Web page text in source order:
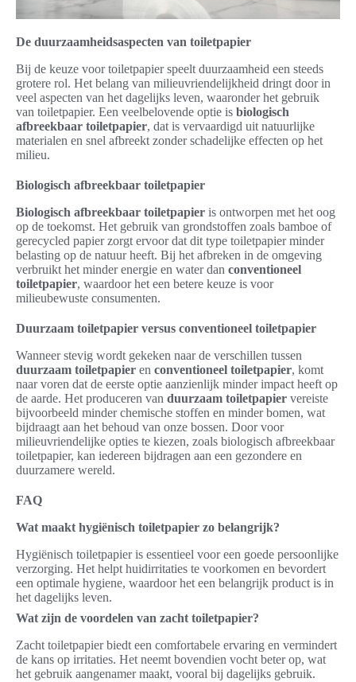
De duurzaamheidsaspecten van toiletpapier
Bij de keuze voor toiletpapier speelt duurzaamheid een steeds
grotere rol. Het belang van milieuvriendelijkheid dringt door in
veel aspecten van het dagelijks leven, waaronder het gebruik
van toiletpapier. Een veelbelovende optie is biologisch
afbreekbaar toiletpapier, dat is vervaardigd uit natuurlijke
materialen en snel afbreekt zonder schadelijke effecten op het
milieu.
Biologisch afbreekbaar toiletpapier
Biologisch afbreekbaar toiletpapier is ontworpen met het oog
op de toekomst. Het gebruik van grondstoffen zoals bamboe of
gerecycled papier zorgt ervoor dat dit type toiletpapier minder
belasting op de natuur heeft. Bij het afbreken in de omgeving
verbruikt het minder energie en water dan conventioneel
toiletpapier, waardoor het een betere keuze is voor
milieubewuste consumenten.
Duurzaam toiletpapier versus conventioneel toiletpapier
Wanneer stevig wordt gekeken naar de verschillen tussen
duurzaam toiletpapier en conventioneel toiletpapier, komt
naar voren dat de eerste optie aanzienlijk minder impact heeft op
de aarde. Het produceren van duurzaam toiletpapier vereiste
bijvoorbeeld minder chemische stoffen en minder bomen, wat
bijdraagt aan het behoud van onze bossen. Door voor
milieuvriendelijke opties te kiezen, zoals biologisch afbreekbaar
toiletpapier, kan iedereen bijdragen aan een gezondere en
duurzamere wereld.
FAQ
Wat maakt hygiënisch toiletpapier zo belangrijk?
Hygiënisch toiletpapier is essentieel voor een goede persoonlijke
verzorging. Het helpt huidirritaties te voorkomen en bevordert
een optimale hygiene, waardoor het een belangrijk product is in
het dagelijks leven.
Wat zijn de voordelen van zacht toiletpapier?
Zacht toiletpapier biedt een comfortabele ervaring en vermindert
de kans op irritaties. Het neemt bovendien vocht beter op, wat
het gebruik aangenamer maakt, vooral bij dagelijks gebruik.